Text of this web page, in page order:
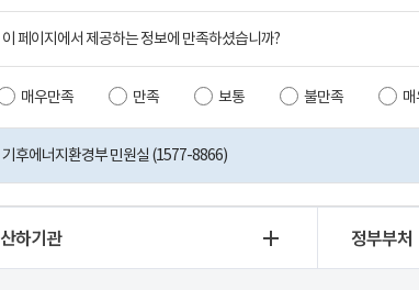
이 페이지에서 제공하는 정보에 만족하셨습니까?
매우만족 만족 보통 불만족
기후에너지환경부 민원실 (1577-8866)
산하기관 정부부처